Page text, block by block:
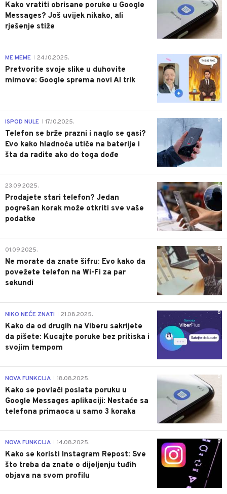
Kako vratiti obrisane poruke u Google
Messages? Još uvijek nikako, ali
rješenje stiže
0
ME MEME 24.10.2025.
Pretvorite svoje slike u duhovite
mimove: Google sprema novi AI trik
0
ISPOD NULE 17.10.2025.
Telefon se brže prazni i naglo se gasi?
Evo kako hladnoća utiče na baterije i
šta da radite ako do toga dođe
0
23.09.2025.
Prodajete stari telefon? Jedan
pogrešan korak može otkriti sve vaše
podatke
0
01.09.2025.
Ne morate da znate šifru: Evo kako da
povežete telefon na Wi-Fi za par
sekundi
0
NIKO NEĆE ZNATI 21.08.2025.
Kako da od drugih na Viberu sakrijete
da pišete: Kucajte poruke bez pritiska i
svojim tempom
0
NOVA FUNKCIJA 18.08.2025.
Kako se povlači poslata poruku u
Google Messages aplikaciji: Nestaće sa
telefona primaoca u samo 3 koraka
0
NOVA FUNKCIJA 14.08.2025.
Kako se koristi Instagram Repost: Sve
što treba da znate o dijeljenju tuđih
objava na svom profilu